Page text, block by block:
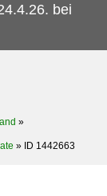
bei
»
» ID 1442663